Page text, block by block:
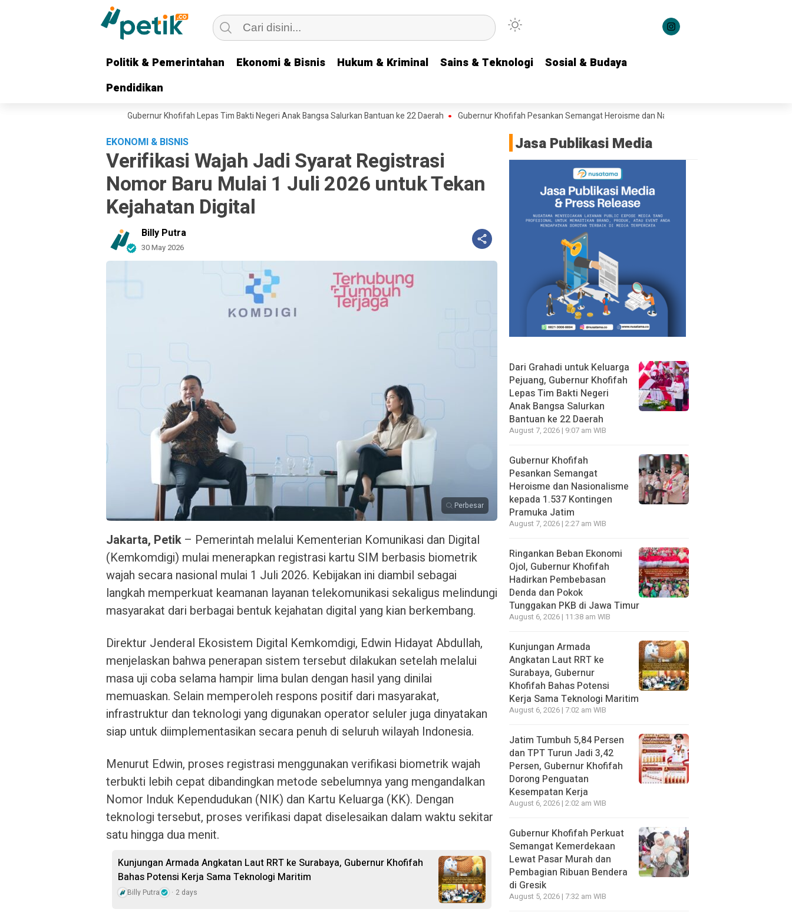
Politik & Pemerintahan Ekonomi & Bisnis Hukum & Kriminal Sains & Teknologi
Sosial & Budaya
Pendidikan
Politik & Pemerintahan Ekonomi & Bisnis Hukum & Kriminal Sains & Teknologi
Sosial & Budaya
Pendidikan
untuk Keluarga Pejuang, Gubernur Khofifah Lepas Tim Bakti Negeri Anak Bangsa Salurkan Bantuan ke 22 Daerah Gubernur Khofifah Pesankan Semangat Heroisme dan Nasionalisme kepada 1.537 Kontingen
EKONOMI & BISNIS
Verifikasi Wajah Jadi Syarat Registrasi
Nomor Baru Mulai 1 Juli 2026 untuk Tekan
Kejahatan Digital
Billy Putra
30 May 2026
Perbesar
Jakarta, Petik – Pemerintah melalui Kementerian Komunikasi dan Digital
(Kemkomdigi) mulai menerapkan registrasi kartu SIM berbasis biometrik
wajah secara nasional mulai 1 Juli 2026. Kebijakan ini diambil sebagai
langkah memperkuat keamanan layanan telekomunikasi sekaligus melindungi
masyarakat dari berbagai bentuk kejahatan digital yang kian berkembang.
Direktur Jenderal Ekosistem Digital Kemkomdigi, Edwin Hidayat Abdullah,
menjelaskan bahwa penerapan sistem tersebut dilakukan setelah melalui
masa uji coba selama hampir lima bulan dengan hasil yang dinilai
memuaskan. Selain memperoleh respons positif dari masyarakat,
infrastruktur dan teknologi yang digunakan operator seluler juga dinyatakan
siap untuk diimplementasikan secara penuh di seluruh wilayah Indonesia.
Menurut Edwin, proses registrasi menggunakan verifikasi biometrik wajah
terbukti lebih cepat dibandingkan metode sebelumnya yang mengandalkan
Nomor Induk Kependudukan (NIK) dan Kartu Keluarga (KK). Dengan
teknologi tersebut, proses verifikasi dapat diselesaikan dalam waktu sekitar
satu hingga dua menit.
Kunjungan Armada Angkatan Laut RRT ke Surabaya, Gubernur Khofifah
Bahas Potensi Kerja Sama Teknologi Maritim
Billy Putra 2 days
Jasa Publikasi Media
Dari Grahadi untuk Keluarga
Pejuang, Gubernur Khofifah
Lepas Tim Bakti Negeri
Anak Bangsa Salurkan
Bantuan ke 22 Daerah
August 7, 2026 | 9:07 am WIB
Gubernur Khofifah
Pesankan Semangat
Heroisme dan Nasionalisme
kepada 1.537 Kontingen
Pramuka Jatim
August 7, 2026 | 2:27 am WIB
Ringankan Beban Ekonomi
Ojol, Gubernur Khofifah
Hadirkan Pembebasan
Denda dan Pokok
Tunggakan PKB di Jawa Timur
August 6, 2026 | 11:38 am WIB
Kunjungan Armada
Angkatan Laut RRT ke
Surabaya, Gubernur
Khofifah Bahas Potensi
Kerja Sama Teknologi Maritim
August 6, 2026 | 7:02 am WIB
Jatim Tumbuh 5,84 Persen
dan TPT Turun Jadi 3,42
Persen, Gubernur Khofifah
Dorong Penguatan
Kesempatan Kerja
August 6, 2026 | 2:02 am WIB
Gubernur Khofifah Perkuat
Semangat Kemerdekaan
Lewat Pasar Murah dan
Pembagian Ribuan Bendera
di Gresik
August 5, 2026 | 7:32 am WIB